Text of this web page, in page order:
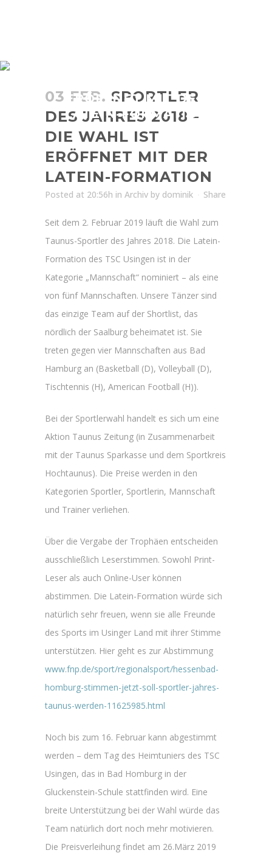
ERÖFFNET MIT DER
LATEIN-FORMATION
03 FEB. SPORTLER
DES JAHRES 2018 –
DIE WAHL IST
ERÖFFNET MIT DER
LATEIN-FORMATION
Posted at 20:56h in Archiv by dominik Share
Seit dem 2. Februar 2019 läuft die Wahl zum
Taunus-Sportler des Jahres 2018. Die Latein-
Formation des TSC Usingen ist in der
Kategorie „Mannschaft“ nominiert – als eine
von fünf Mannschaften. Unsere Tänzer sind
das einzige Team auf der Shortlist, das
nördlich der Saalburg beheimatet ist. Sie
treten gegen vier Mannschaften aus Bad
Hamburg an (Basketball (D), Volleyball (D),
Tischtennis (H), American Football (H)).
Bei der Sportlerwahl handelt es sich um eine
Aktion Taunus Zeitung (in Zusammenarbeit
mit der Taunus Sparkasse und dem Sportkreis
Hochtaunus). Die Preise werden in den
Kategorien Sportler, Sportlerin, Mannschaft
und Trainer verliehen.
Über die Vergabe der Trophäen entscheiden
ausschließlich Leserstimmen. Sowohl Print-
Leser als auch Online-User können
abstimmen. Die Latein-Formation würde sich
natürlich sehr freuen, wenn sie alle Freunde
des Sports im Usinger Land mit ihrer Stimme
unterstützen. Hier geht es zur Abstimmung
www.fnp.de/sport/regionalsport/hessenbad-
homburg-stimmen-jetzt-soll-sportler-jahres-
taunus-werden-11625985.html
Noch bis zum 16. Februar kann abgestimmt
werden – dem Tag des Heimtuniers des TSC
Usingen, das in Bad Homburg in der
Gluckenstein-Schule stattfinden wird. Eine
breite Unterstützung bei der Wahl würde das
Team natürlich dort noch mehr motivieren.
Die Preisverleihung findet am 26.März 2019